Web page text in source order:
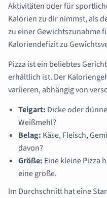
Aktivitäten oder für
Kalorien zu dir nimmst, als
zu einer Gewichtszunahme
Kaloriendefizit zu
Pizza ist ein beliebtes
erhältlich ist. Der
variieren, abhängig von
Teigart: Dicke oder
Weißmehl?
Belag: Käse, Fleisch,
davon?
Größe: Eine kleine Pizza
eine große.
Im Durchschnitt hat eine